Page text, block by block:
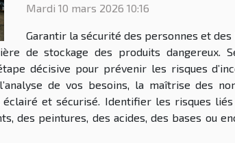
Mardi 10 mars 2026 10:16
Garantir la sécurité des personnes et
de stockage des produits dangereux.
décisive pour prévenir les risques
de vos besoins, la maîtrise des
et sécurisé. Identifier les risques
des peintures, des acides, des bases ou